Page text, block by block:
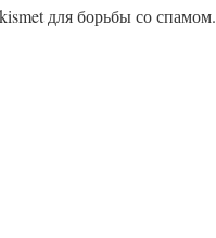
для борьбы со спамом.